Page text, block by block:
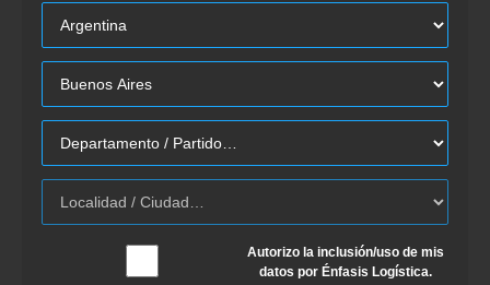
Autorizo la inclusión/uso de mis
datos por Énfasis Logística.